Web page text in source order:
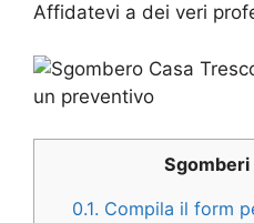
Affidatevi a dei veri
Sgomberi
0.1. Compila il form